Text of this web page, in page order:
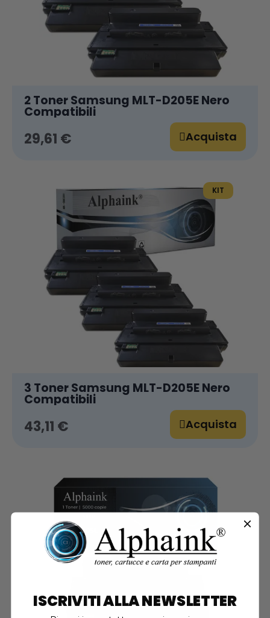
2 Toner Samsung MLT-D205E Nero
Compatibili
29,61 € Acquista
KIT
3 Toner Samsung MLT-D205E Nero
Compatibili
43,11 € Acquista
ISCRIVITI ALLA NEWSLETTER